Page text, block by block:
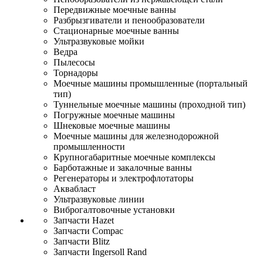
Передвижные моечные ванны
Разбрызгиватели и пенообразователи
Стационарные моечные ванны
Ультразвуковые мойки
Ведра
Пылесосы
Торнадоры
Моечные машины промышленные (портальный
тип)
Туннельные моечные машины (проходной тип)
Погружные моечные машины
Шнековые моечные машины
Моечные машины для железнодорожной
промышленности
Крупногабаритные моечные комплексы
Барботажные и закалочные ванны
Регенераторы и электрофлотаторы
Аквабласт
Ультразвуковые линии
Виброгалтовочные установки
Запчасти Hazet
Запчасти Compac
Запчасти Blitz
Запчасти Ingersoll Rand